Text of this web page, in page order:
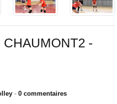
CHAUMONT2 -
- 0 commentaires